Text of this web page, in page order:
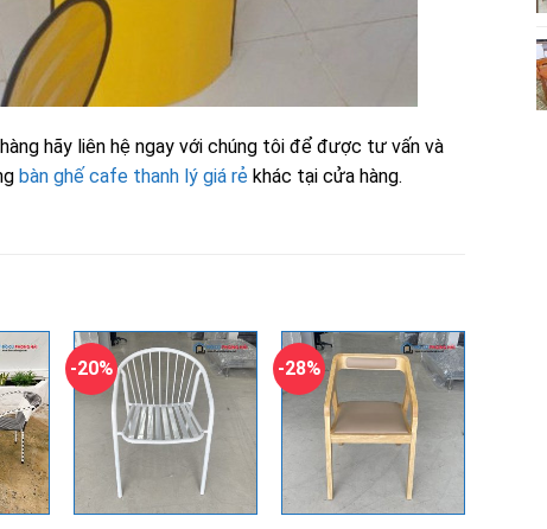
hãy liên hệ ngay với chúng tôi để được tư vấn và
bàn ghế cafe thanh lý giá rẻ khác tại cửa hàng.
-20% -28%